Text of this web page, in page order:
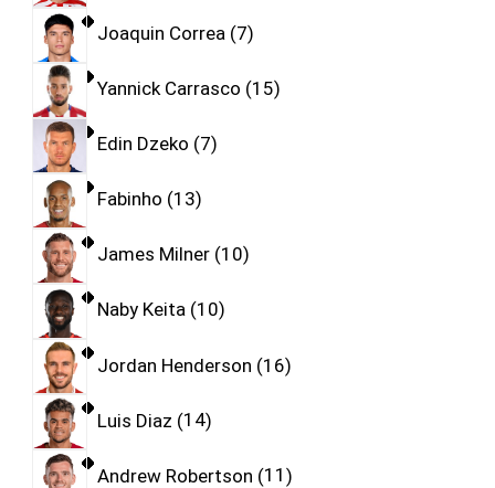
Joaquin Correa 7
Yannick Carrasco 15
Edin Dzeko 7
Fabinho 13
James Milner 10
Naby Keita 10
Jordan Henderson 16
Luis Diaz 14
Andrew Robertson 11